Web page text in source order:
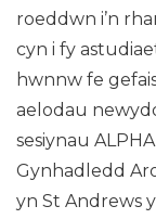
roeddwn i’n
cyn i fy
hwnnw fe
aelodau
sesiynau
Gynhadledd
yn St Andrews